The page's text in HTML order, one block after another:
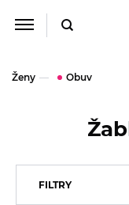
Ženy Obuv
FILTRY